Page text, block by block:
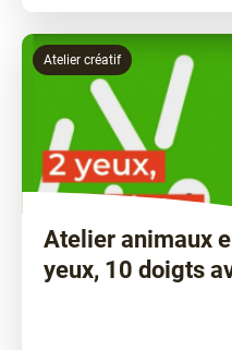
Atelier créatif
Atelier animaux
yeux, 10 doigts